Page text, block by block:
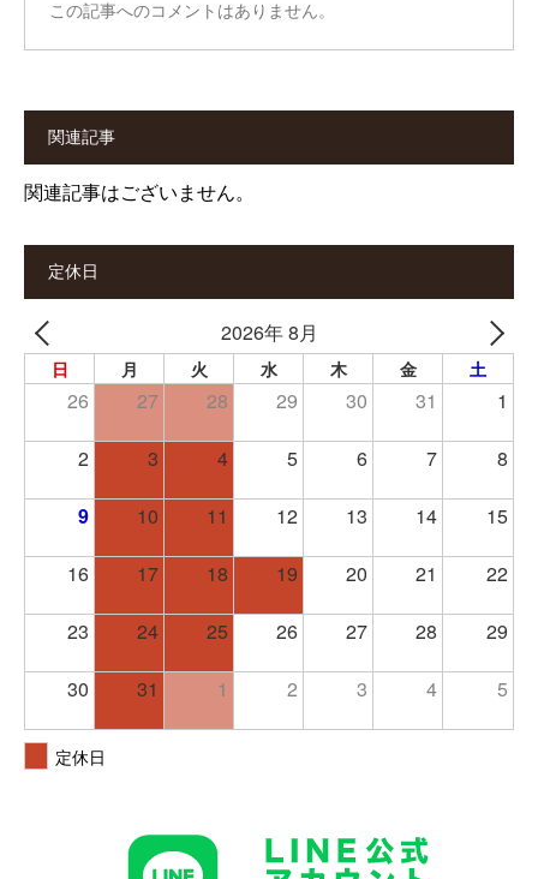
この記事へのコメントはありません。
関連記事
関連記事はございません。
定休日
2026年 8月
日 月 火 水 木 金 土
26 27 28 29 30 31 1
2 3 4 5 6 7 8
9 10 11 12 13 14 15
16 17 18 19 20 21 22
23 24 25 26 27 28 29
30 31 1 2 3 4 5
定休日